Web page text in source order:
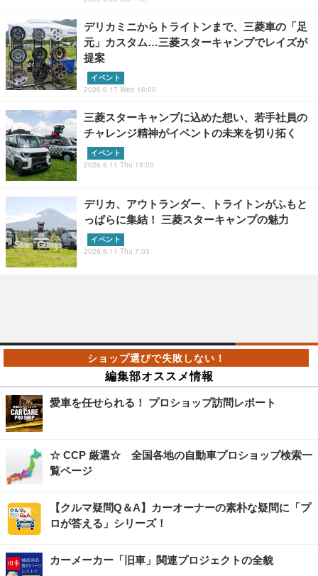
デリカミニからトライトンまで、三菱車の「足
元」カスタム…三菱スターキャンプでレイズが
提案
イベント
2026.6.17 Wed 16:00
三菱スターキャンプに込めた想い、若手社員の
チャレンジ精神がイベントの未来を切り拓く
イベント
2026.6.11 Thu 19:00
デリカ、アウトランダー、トライトンがふもと
っぱらに集結！ 三菱スターキャンプの魅力
イベント
2026.6.11 Thu 7:03
編集部オススメ情報
愛車を任せられる！ プロショップ訪問レポート
☆ CCP 厳選☆ 全国各地の自動車プロショップ検索一
覧ページ
【クルマ疑問Q＆A】カーオーナーの素朴な疑問に「プ
ロが答える」シリーズ！
カーメーカー「旧車」関連プロジェクトの全貌